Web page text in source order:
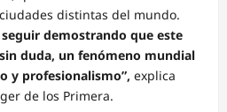
distintas del mundo.
demostrando que este
duda, un fenómeno mundial
y profesionalismo”, explica
de los Primera.